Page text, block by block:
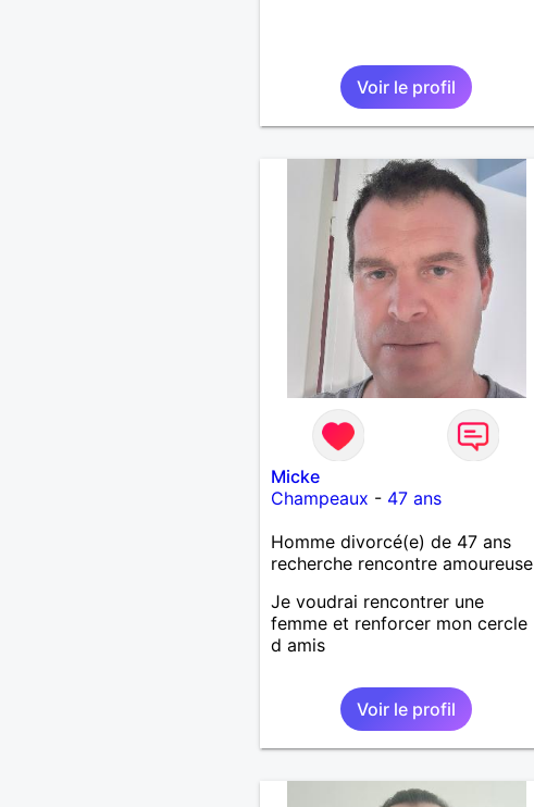
Voir le profil
Micke
Champeaux - 47 ans
Homme divorcé(e) de 47 ans
recherche rencontre amoureuse
Je voudrai rencontrer une
femme et renforcer mon cercle
d amis
Voir le profil